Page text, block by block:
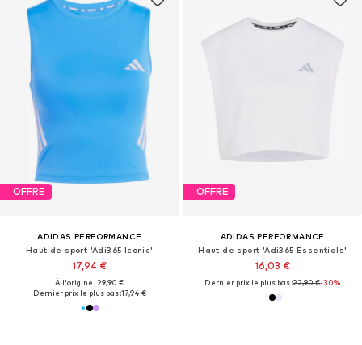
OFFRE
ADIDAS PERFORMANCE
Haut de sport 'Adi365 Iconic'
17,94 €
À l'origine : 29,90 €
Dernier prix le plus bas :17,94 €
OFFRE
ADIDAS PERFORMANCE
Haut de sport 'Adi365 Essentials'
16,03 €
Dernier prix le plus bas :22,90 €-30%